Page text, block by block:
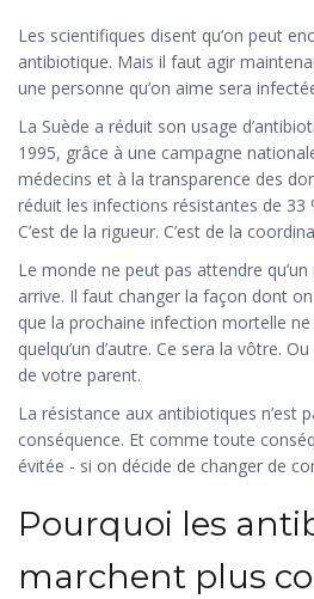
Les scientifiques disent qu’on peut
antibiotique. Mais il faut agir
une personne qu’on aime sera
La Suède a réduit son usage
1995, grâce à une campagne
médecins et à la transparence des
réduit les infections résistantes de 33
C’est de la rigueur. C’est de la
politique.
Le monde ne peut pas attendre
arrive. Il faut changer la façon dont
que la prochaine infection mortelle ne
quelqu’un d’autre. Ce sera la vôtre.
de votre parent.
La résistance aux antibiotiques n’est
conséquence. Et comme toute
évitée - si on décide de changer de
Pourquoi les
marchent plus